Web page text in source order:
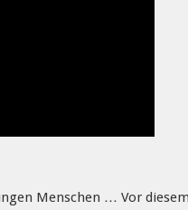
Menschen … Vor